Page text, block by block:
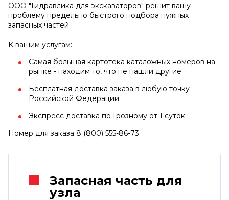
ООО "Гидравлика для экскаваторов" решит вашу
проблему предельно быстрого подбора нужных
запасных частей.
К вашим услугам:
Самая большая картотека каталожных номеров на
рынке - находим то, что не нашли другие.
Бесплатная доставка заказа в любую точку
Российской Федерации.
Экспресс доставка по Грозному от 1 суток.
Номер для заказа 8 (800) 555-86-73.
Запасная часть для
узла